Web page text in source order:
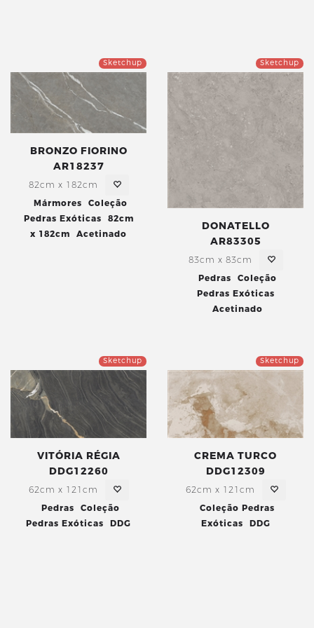
Sketchup
BRONZO FIORINO
AR18237
82cm x 182cm
Mármores
Coleção
Pedras Exóticas
82cm
x 182cm
Acetinado
Sketchup
DONATELLO
AR83305
83cm x 83cm
Pedras
Coleção
Pedras Exóticas
Acetinado
Sketchup
VITÓRIA RÉGIA
DDG12260
62cm x 121cm
Pedras
Coleção
Pedras Exóticas
DDG
Sketchup
CREMA TURCO
DDG12309
62cm x 121cm
Coleção Pedras
Exóticas
DDG